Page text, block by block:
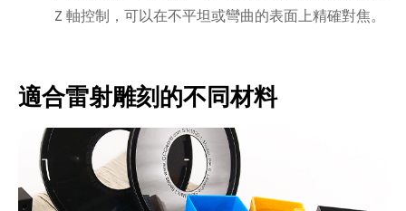
Z 軸控制，可以在不平坦或彎曲的表面上精確對焦。
適合雷射雕刻的不同材料